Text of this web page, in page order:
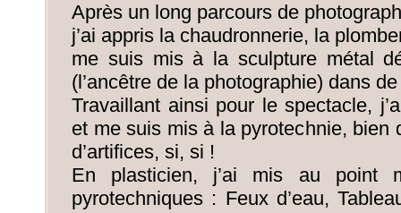
Après un long parcours de
j’ai appris la chaudronnerie, la
me suis mis à la sculpture métal
(l’ancêtre de la photographie) dans
Travaillant ainsi pour le spectacle,
et me suis mis à la pyrotechnie, bien
d’artifices, si, si !
En plasticien, j’ai mis au point
pyrotechniques : Feux d’eau,